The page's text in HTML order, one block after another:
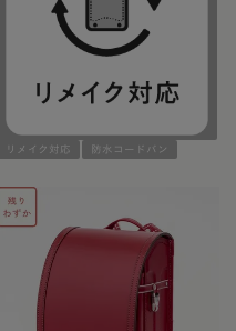
リメイク対応 防水コードバン